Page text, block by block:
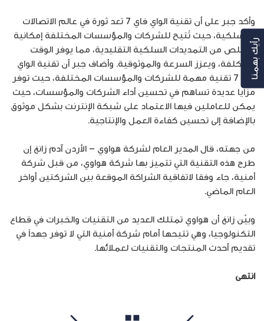
وأكد جبر على أن تقنية الواي فاي 7 تعد ثورة في عالم الاتصالات
اللاسلكية، حيث تُتيح للشركات والمؤسسات المختلفة إمكانية
التخلص من التمديدات السلكية التقليدية، مما يوفر الوقت
والتكلفة، ويعزز السرعة والموثوقية. وأضاف جبر أن تقنية الواي
فاي 7 تقنية مهمة للشركات والمؤسسات المختلفة، حيث توفر
مزايا عديدة تساهم في تحسين أداء الشركات والمؤسسات، حيث
يمكن للعاملين فيها الاعتماد على شبكة الإنترنت بشكل موثوق
بالإضافة إلى تحسين كفاءة العمل والإنتاجية.
من جهته، قال المدير العام لشركة هواوي – الأردن آدم زانغ إن
طرح هذه التقنية التي تتميز بها شركة هواوي، من قبل شركة
أمنية، جاء وفقا لاتفاقية الشراكة الموقعة بين الشركتين أواخر
العام الماضي.
وبيّن زانغ أن هواوي تمتلك العديد من التقنيات والخبرات في قطاع
التكنولوجيا، وهي تتيحها أمام شركة أمنية التي لا توفر جهداً في
تقديم أحدث المنتجات والتقنيات لعملائها.
انتهى
رأيك بهمنا